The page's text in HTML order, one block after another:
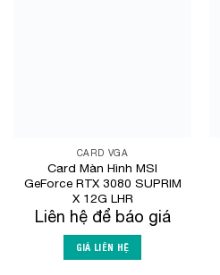
CARD VGA
Card Màn Hình MSI
GeForce RTX 3080 SUPRIM
X 12G LHR
Liên hệ để báo giá
GIÁ LIÊN HỆ